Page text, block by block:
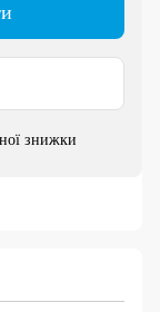
знижки